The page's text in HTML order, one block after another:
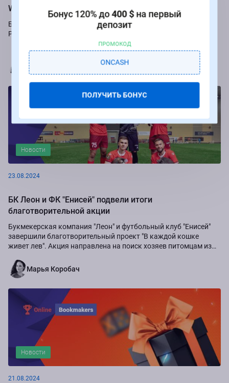
Winline
Букмекер Winline подарит бесплатные ставки за пари на игры
Российской Премьер-лиги.
Марья Коробач
Новости
23.08.2024
БК Леон и ФК "Енисей" подвели итоги
благотворительной акции
Букмекерская компания "Леон" и футбольный клуб "Енисей"
завершили благотворительный проект "В каждой кошке
живет лев". Акция направлена на поиск хозяев питомцам из
Марья Коробач
Новости
21.08.2024
Бонус 120% до400 $на первый
депозит
ПРОМОКОД
ONCASH
ПОЛУЧИТЬ БОНУС